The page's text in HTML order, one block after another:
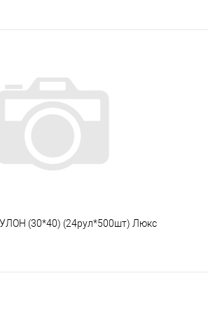
В наличии
(30*40) (24рул*500шт) Люкс